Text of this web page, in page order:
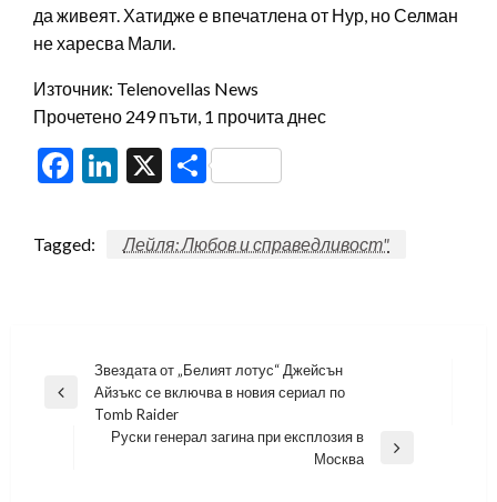
да живеят. Хатидже е впечатлена от Нур, но Селман
не харесва Мали.
Източник: Telenovellas News
Прочетено 249 пъти, 1 прочита днес
Facebook
LinkedIn
X Share
Tagged: Лейля: Любов и справедливост"
Навигация
Previous
Звездата от „Белият лотус“ Джейсън
Айзъкс се включва в новия сериал по
Tomb Raider
Руски генерал загина при експлозия в
Москва